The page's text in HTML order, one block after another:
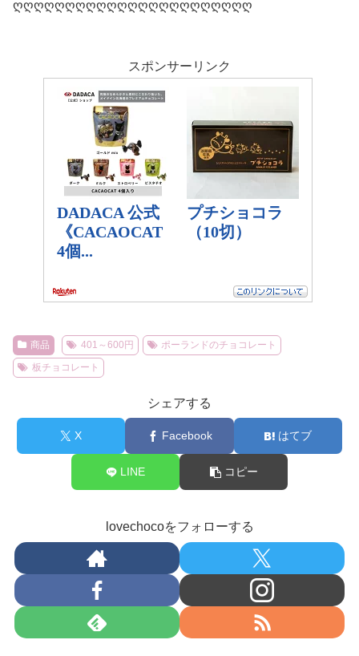
ღღღღღღღღღღღღღღღღღღღღღღღ
スポンサーリンク
商品 401～600円
ポーランドのチョコレート
板チョコレート
シェアする
X Facebook はてブ
LINE コピー
lovechocoをフォローする